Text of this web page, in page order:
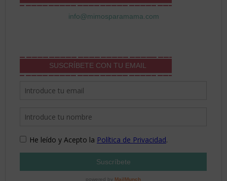
info@mimosparamama.com
SUSCRÍBETE CON TU EMAIL